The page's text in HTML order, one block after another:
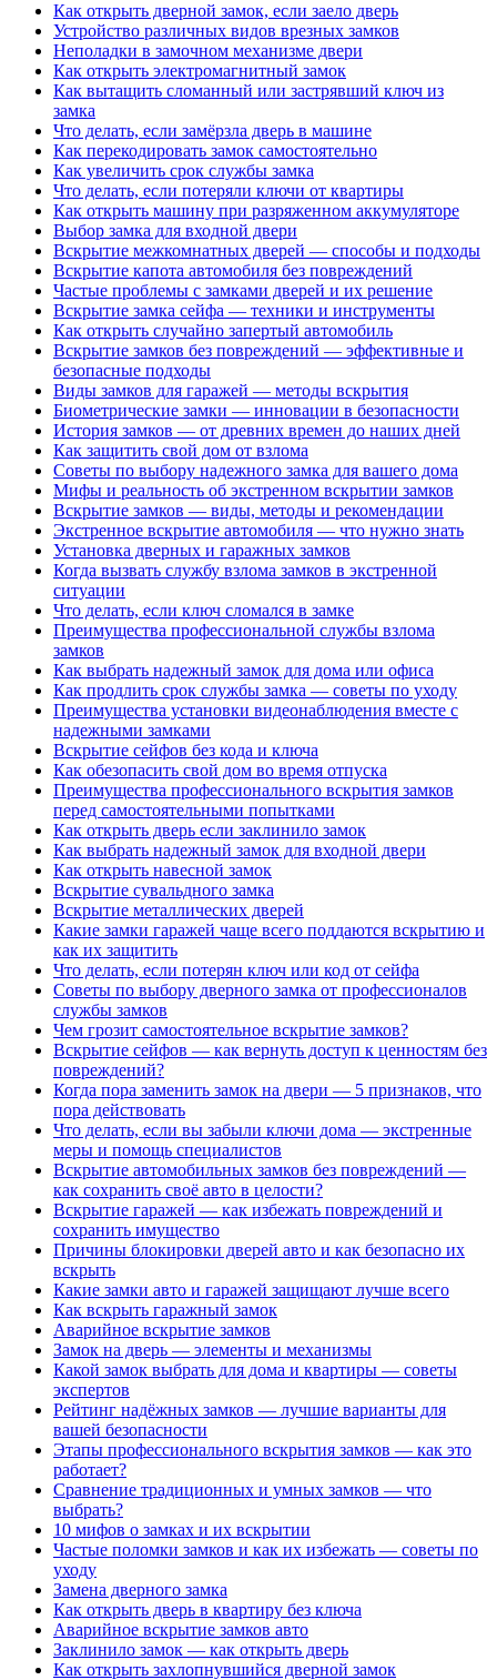
Как открыть дверной замок, если заело дверь
Устройство различных видов врезных замков
Неполадки в замочном механизме двери
Как открыть электромагнитный замок
Как вытащить сломанный или застрявший ключ из
замка
Что делать, если замёрзла дверь в машине
Как перекодировать замок самостоятельно
Как увеличить срок службы замка
Что делать, если потеряли ключи от квартиры
Как открыть машину при разряженном аккумуляторе
Выбор замка для входной двери
Вскрытие межкомнатных дверей — способы и подходы
Вскрытие капота автомобиля без повреждений
Частые проблемы с замками дверей и их решение
Вскрытие замка сейфа — техники и инструменты
Как открыть случайно запертый автомобиль
Вскрытие замков без повреждений — эффективные и
безопасные подходы
Виды замков для гаражей — методы вскрытия
Биометрические замки — инновации в безопасности
История замков — от древних времен до наших дней
Как защитить свой дом от взлома
Советы по выбору надежного замка для вашего дома
Мифы и реальность об экстренном вскрытии замков
Вскрытие замков — виды, методы и рекомендации
Экстренное вскрытие автомобиля — что нужно знать
Установка дверных и гаражных замков
Когда вызвать службу взлома замков в экстренной
ситуации
Что делать, если ключ сломался в замке
Преимущества профессиональной службы взлома
замков
Как выбрать надежный замок для дома или офиса
Как продлить срок службы замка — советы по уходу
Преимущества установки видеонаблюдения вместе с
надежными замками
Вскрытие сейфов без кода и ключа
Как обезопасить свой дом во время отпуска
Преимущества профессионального вскрытия замков
перед самостоятельными попытками
Как открыть дверь если заклинило замок
Как выбрать надежный замок для входной двери
Как открыть навесной замок
Вскрытие сувальдного замка
Вскрытие металлических дверей
Какие замки гаражей чаще всего поддаются вскрытию и
как их защитить
Что делать, если потерян ключ или код от сейфа
Советы по выбору дверного замка от профессионалов
службы замков
Чем грозит самостоятельное вскрытие замков?
Вскрытие сейфов — как вернуть доступ к ценностям без
повреждений?
Когда пора заменить замок на двери — 5 признаков, что
пора действовать
Что делать, если вы забыли ключи дома — экстренные
меры и помощь специалистов
Вскрытие автомобильных замков без повреждений —
как сохранить своё авто в целости?
Вскрытие гаражей — как избежать повреждений и
сохранить имущество
Причины блокировки дверей авто и как безопасно их
вскрыть
Какие замки авто и гаражей защищают лучше всего
Как вскрыть гаражный замок
Аварийное вскрытие замков
Замок на дверь — элементы и механизмы
Какой замок выбрать для дома и квартиры — советы
экспертов
Рейтинг надёжных замков — лучшие варианты для
вашей безопасности
Этапы профессионального вскрытия замков — как это
работает?
Сравнение традиционных и умных замков — что
выбрать?
10 мифов о замках и их вскрытии
Частые поломки замков и как их избежать — советы по
уходу
Замена дверного замка
Как открыть дверь в квартиру без ключа
Аварийное вскрытие замков авто
Заклинило замок — как открыть дверь
Как открыть захлопнувшийся дверной замок